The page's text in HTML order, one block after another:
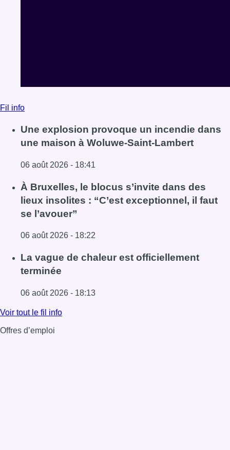
Fil info
Une explosion provoque un incendie dans
une maison à Woluwe-Saint-Lambert
06 août 2026 - 18:41
Lire l'article Une explosion provoque un incendie dans
À Bruxelles, le blocus s’invite dans des
lieux insolites : “C’est exceptionnel, il faut
se l’avouer”
06 août 2026 - 18:22
Lire l'article À Bruxelles, le blocus s’invite dans des lieux
La vague de chaleur est officiellement
terminée
06 août 2026 - 18:13
Lire l'article La vague de chaleur est officiellement
Voir tout le fil info
Offres d’emploi